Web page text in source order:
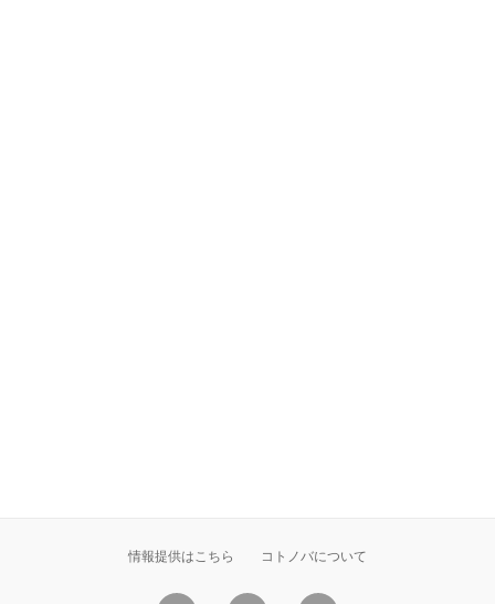
情報提供はこちら コトノバについて